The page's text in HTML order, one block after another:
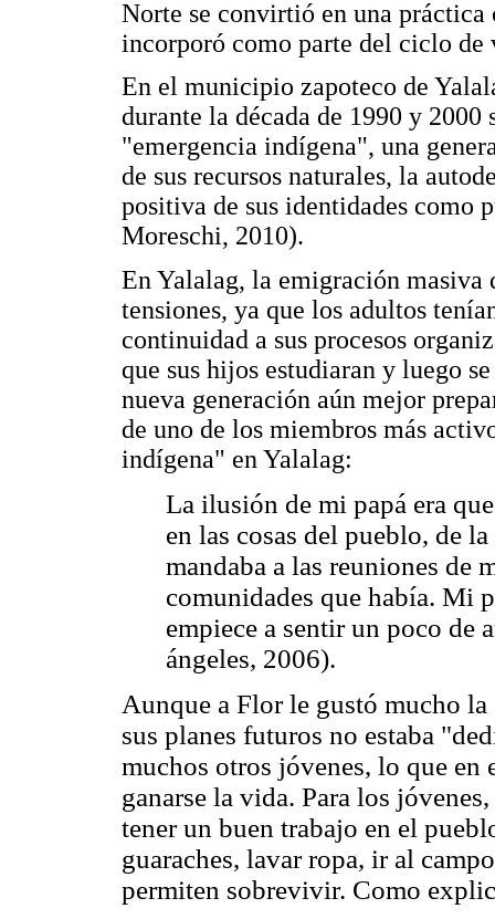
Norte se convirtió en una práctica
incorporó como parte del ciclo de
En el municipio zapoteco de
durante la década de 1990 y
"emergencia indígena", una
de sus recursos naturales, la
positiva de sus identidades como
Moreschi, 2010).
En Yalalag, la emigración masiva
tensiones, ya que los adultos
continuidad a sus procesos
que sus hijos estudiaran y luego
nueva generación aún mejor
de uno de los miembros más
indígena" en Yalalag:
La ilusión de mi papá era
en las cosas del pueblo, de
mandaba a las reuniones de
comunidades que había. Mi
empiece a sentir un poco de
ángeles, 2006).
Aunque a Flor le gustó mucho
sus planes futuros no estaba
muchos otros jóvenes, lo que en
ganarse la vida. Para los
tener un buen trabajo en el
guaraches, lavar ropa, ir al
permiten sobrevivir. Como